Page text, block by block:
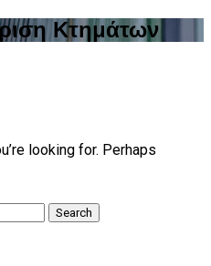
Κτημάτων
looking for. Perhaps
Search